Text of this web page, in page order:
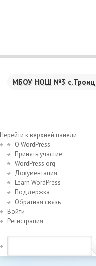
МБОУ НОШ №3
Перейти к верхней панели
О WordPress
Принять участие
WordPress.org
Документация
Learn WordPress
Поддержка
Обратная связь
Войти
Регистрация